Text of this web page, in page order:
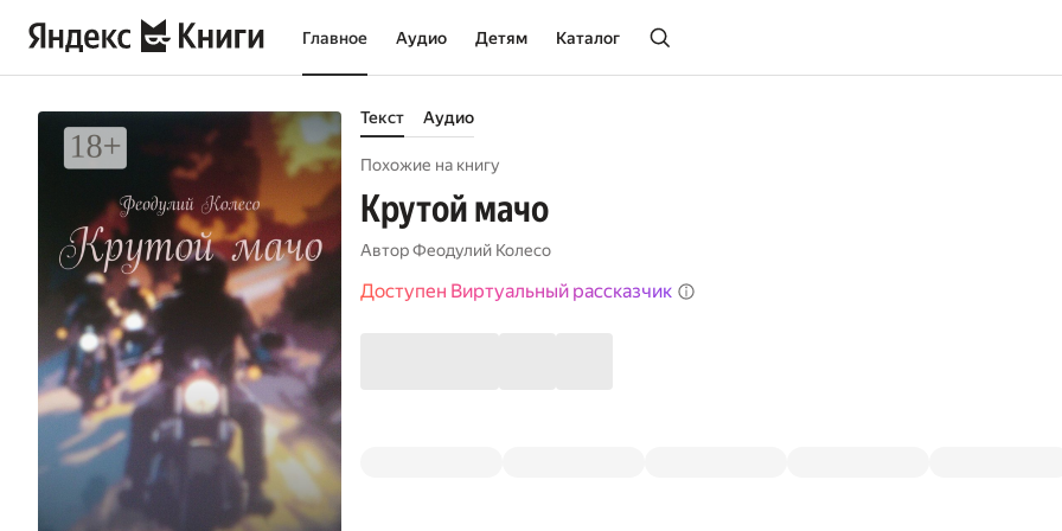
Главное Аудио Детям Каталог
Текст Аудио
Похожие на книгу
Крутой мачо
АвторФеодулий Колесо
Доступен Виртуальный рассказчик